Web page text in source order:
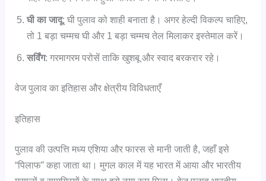
घी का जादू: घी पुलाव को शाही बनाता है। अगर हेल्दी विकल्प चाहिए,
तो 1 बड़ा चम्मच घी और 1 बड़ा चम्मच तेल मिलाकर इस्तेमाल करें।
सर्विंग: गरमागरम परोसें ताकि खुशबू और स्वाद बरकरार रहे।
वेज पुलाव का इतिहास और क्षेत्रीय विविधताएँ
इतिहास
पुलाव की उत्पत्ति मध्य एशिया और फारस से मानी जाती है, जहाँ इसे
“पिलाफ” कहा जाता था। मुगल काल में यह भारत में आया और भारतीय